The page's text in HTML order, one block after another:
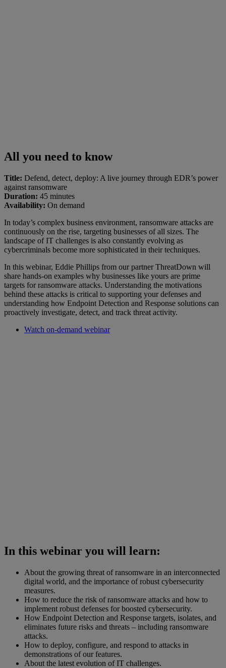
All you need to know
Title: Defend, detect, deploy: A live journey through EDR’s power
against ransomware
Duration: 45 minutes
Availability: On demand
In today’s complex business environment, ransomware attacks are
continuously on the rise, targeting businesses of all sizes. The
landscape of IT challenges is also constantly evolving as
cybercriminals become more sophisticated in their techniques.
In this webinar, Eddie Phillips from our partner ThreatDown will
share hands-on examples why businesses like yours are prime
targets for ransomware attacks. Understanding the motivations
behind these attacks is critical to supporting your defenses and
understanding how Endpoint Detection and Response solutions can
proactively investigate, detect, and track threat activity.
Watch on-demand webinar
In this webinar you will learn:
About the growing threat of ransomware in an interconnected
digital world, and the importance of robust cybersecurity
measures.
How to reduce the risk of ransomware attacks and how to
implement robust defenses for boosted cybersecurity.
How Endpoint Detection and Response targets, isolates, and
eliminates future risks and threats – including ransomware
attacks.
How to deploy, configure, and respond to attacks in
demonstrations of our features.
About the latest evolution of IT challenges.